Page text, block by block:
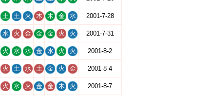
土 土 火 木 木 金 水 2001-7-28
水 火 金 金 金 火 火 2001-7-31
火 水 水 金 水 火 火 2001-8-2
火 土 水 土 金 火 金 2001-8-4
火 水 火 金 金 木 火 2001-8-7